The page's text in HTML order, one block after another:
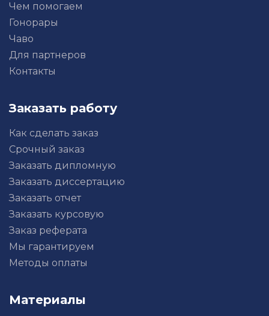
Чем помогаем
Гонорары
Чаво
Для партнеров
Контакты
Заказать работу
Как сделать заказ
Срочный заказ
Заказать дипломную
Заказать диссертацию
Заказать отчет
Заказать курсовую
Заказ реферата
Мы гарантируем
Методы оплаты
Материалы